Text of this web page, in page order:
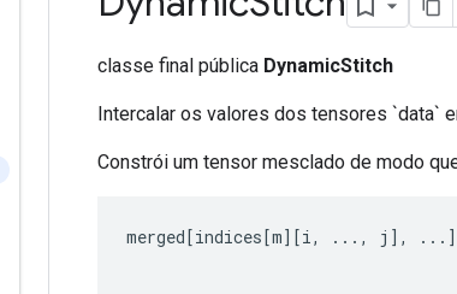
classe final pública DynamicStitch
Intercalar os valores dos tensores `data`
Constrói um tensor mesclado de modo
merged[indices[m][i, ..., j ], ...]